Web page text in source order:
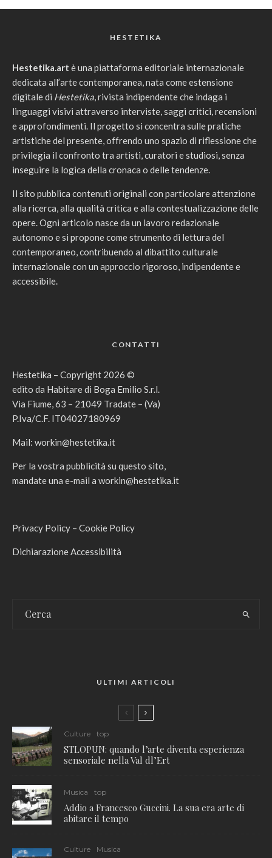
HESTETIKA
Hestetika.art è una piattaforma editoriale internazionale
dedicata all’arte contemporanea, nata come estensione
digitale di Hestetika, rivista indipendente che indaga i
linguaggi visivi attraverso interviste, saggi critici, recensioni
e approfondimenti. Il progetto si concentra sulle pratiche
artistiche del presente, offrendo uno spazio di riflessione che
privilegia il confronto tra artisti, curatori e studiosi, senza
inseguire la logica della cronaca o delle tendenze.
Il sito pubblica contenuti originali con particolare attenzione
alla ricerca, alla qualità critica e alla contestualizzazione delle
opere. Ogni articolo nasce da un lavoro redazionale
autonomo e si propone come strumento di lettura del
contemporaneo, contribuendo al dibattito culturale
internazionale con un approccio rigoroso, indipendente e
accessibile.
CONTATTI
Hestetika – Copyright 2026 ©
edito da Habitare di Boga Emilio S.r.l.
Via Fiume, 63 – 21049 Tradate – (Va)
P.Iva/C.F. IT04027180969
Mail: workin@hestetika.it
Per la vostra pubblicità su questo sito,
mandate una e-mail a workin@hestetika.it
Privacy Policy – Cookie Policy
Dichiarazione Accessibilità
ULTIMI ARTICOLI
Culture top
STLOPUN: quando l’arte diventa esperienza
sensoriale nella Val dl’Ert
Musica top
Addio a Francesco Guccini. La sua era arte di
abitare il tempo
Culture Musica